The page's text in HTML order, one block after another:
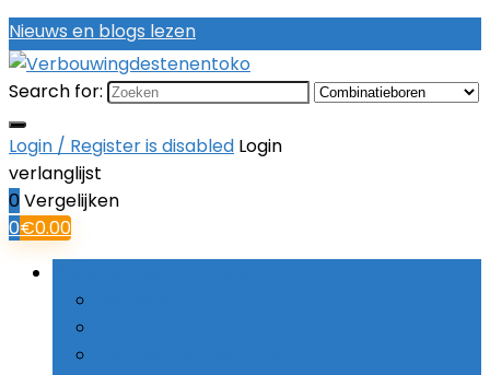
Nieuws en blogs lezen
Search for:
Login / Register is disabled Login
verlanglijst
0 Vergelijken
0€0.00